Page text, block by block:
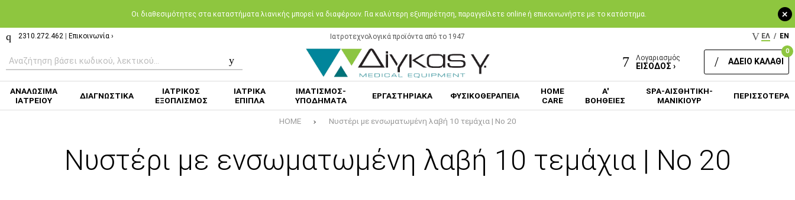
+
Oι διαθεσιμότητες στα καταστήματα λιανικής μπορεί να διαφέρουν. Για καλύτερη εξυπηρέτηση, παραγγείλετε online ή επικοινωνήστε με το κατάστημα.
2310.272.462 Επικοινωνία › Ιατροτεχνολογικά προϊόντα από το 1947 ΕΛ / EN
Λογαριασμός
ΕΙΣΟΔΟΣ ›
0
ΑΔΕΙΟ ΚΑΛΑΘΙ
ΑΝΑΛΩΣΙΜΑ
ΙΑΤΡΕΙΟΥ
ΔΙΑΓΝΩΣΤΙΚΑ
ΙΑΤΡΙΚΟΣ
ΕΞΟΠΛΙΣΜΟΣ
ΙΑΤΡΙΚΑ
ΕΠΙΠΛΑ
ΙΜΑΤΙΣΜΟΣ-
ΥΠΟΔΗΜΑΤΑ
ΕΡΓΑΣΤΗΡΙΑΚΑ ΦΥΣΙΚΟΘΕΡΑΠΕΙΑ
HOME
CARE
Α'
ΒΟΗΘΕΙΕΣ
SPA-ΑΙΣΘΗΤΙΚΗ-
ΜΑΝΙΚΙΟΥΡ
ΠΕΡΙΣΣΟΤΕΡΑ
HOME Νυστέρι με ενσωματωμένη λαβή 10 τεμάχια | Νο 20
Νυστέρι με ενσωματωμένη λαβή 10 τεμάχια | Νο 20